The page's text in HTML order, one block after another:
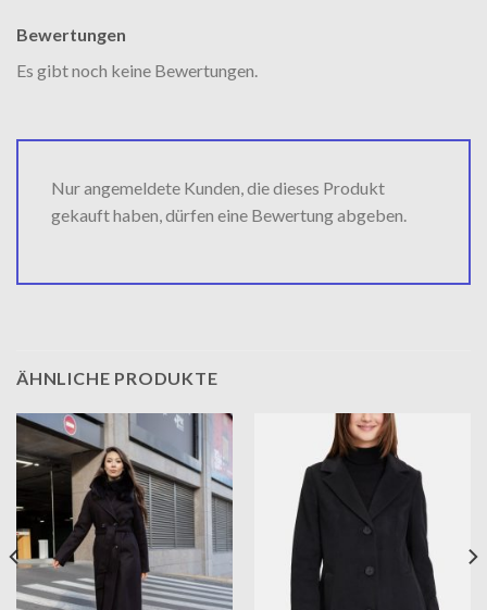
Bewertungen
Es gibt noch keine Bewertungen.
Nur angemeldete Kunden, die dieses Produkt
gekauft haben, dürfen eine Bewertung abgeben.
ÄHNLICHE PRODUKTE